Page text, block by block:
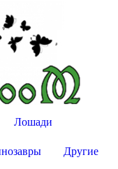
Лошади
Другие